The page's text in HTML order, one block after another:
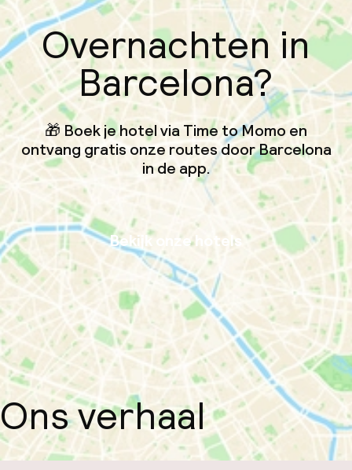
Overnachten in
Barcelona?
🎁 Boek je hotel via Time to Momo en
ontvang gratis onze routes door Barcelona
in de app.
Bekijk onze hotels
Ons verhaal